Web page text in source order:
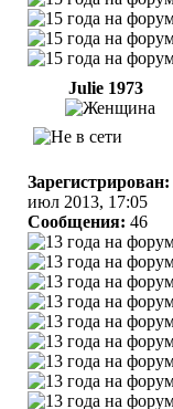
Julie 1973
Зарегистрирован:
июл 2013, 17:05
Сообщения: 46